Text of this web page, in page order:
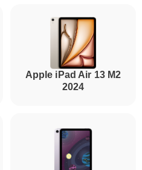
Apple iPad Air 13 M2
2024